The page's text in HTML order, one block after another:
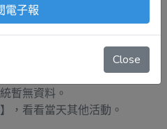
暫無資料。
】，看看當天其他活動。
電子報
Close